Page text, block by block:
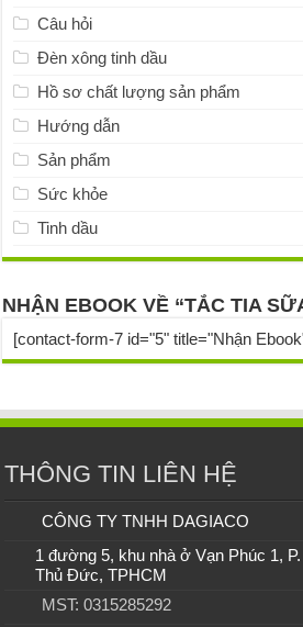
Câu hỏi
Đèn xông tinh dầu
Hồ sơ chất lượng sản phẩm
Hướng dẫn
Sản phẩm
Sức khỏe
Tinh dầu
NHẬN EBOOK VỀ “TẮC TIA
[contact-form-7 id="5" title="Nhận
THÔNG TIN LIÊN HỆ
CÔNG TY TNHH DAGIACO
1 đường 5, khu nhà ở Vạn Phúc 1,
Thủ Đức, TPHCM
MST: 0315285292